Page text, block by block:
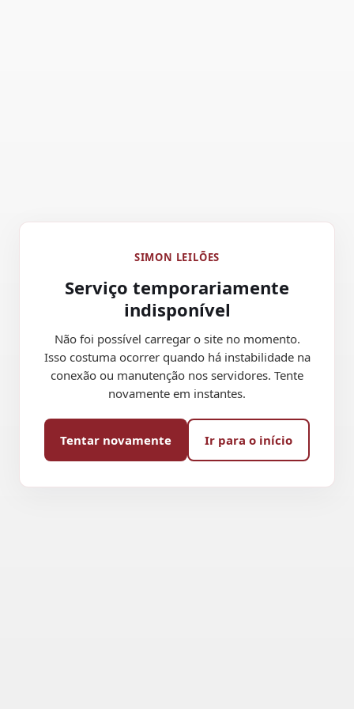
SIMON LEILÕES
Serviço temporariamente
indisponível
Não foi possível carregar o site no momento.
Isso costuma ocorrer quando há instabilidade na
conexão ou manutenção nos servidores. Tente
novamente em instantes.
Tentar novamente Ir para o início